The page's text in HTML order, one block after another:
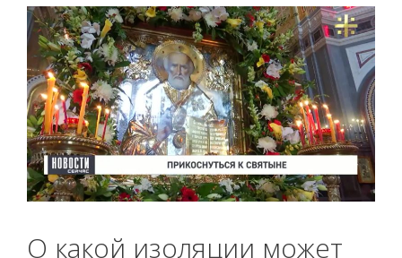
О какой изоляции может